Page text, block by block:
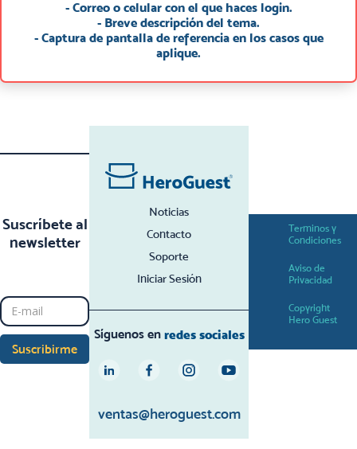
- Correo o celular con el que haces login.
- Breve descripción del tema.
- Captura de pantalla de referencia en los casos que
aplique.
Suscríbete al
newsletter
Noticias
Contacto
Soporte
Iniciar Sesión
Síguenos en redes sociales
ventas@heroguest.com
Terminos y
Condiciones
Aviso de
Privacidad
Copyright
Hero Guest